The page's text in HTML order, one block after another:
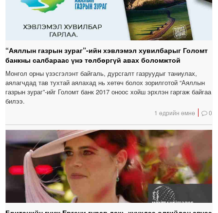
“Аяллын газрын зураг”-ийн хэвлэмэл хувилбарыг Голомт
банкны салбараас үнэ төлбөргүй авах боломжтой
Монгол орны үзэсгэлэнт байгаль, дурсгалт газруудыг таниулах,
аялагчдад тав тухтай аялахад нь хөтөч болох зорилготой “Аяллын
газрын зураг”-ийг Голомт банк 2017 оноос хойш эрхлэн гаргаж байгаа
билээ.
1 өдрийн өмнө 0